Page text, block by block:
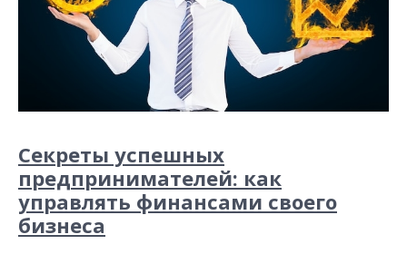
Секреты успешных
предпринимателей: как
управлять финансами своего
бизнеса